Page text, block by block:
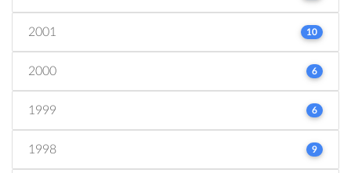
2001 10
2000 6
1999 6
1998 9